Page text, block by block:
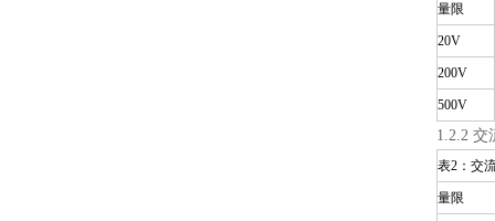
量限
20V
200V
500V
1.2.2 交
表2：交
量限